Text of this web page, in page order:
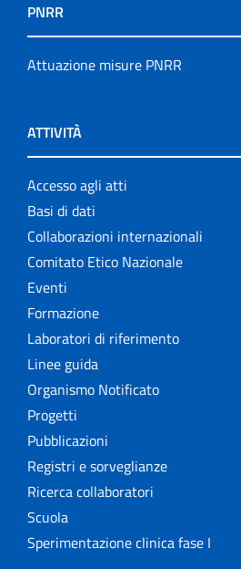
PNRR
Attuazione misure PNRR
ATTIVITÀ
Accesso agli atti
Basi di dati
Collaborazioni internazionali
Comitato Etico Nazionale
Eventi
Formazione
Laboratori di riferimento
Linee guida
Organismo Notificato
Progetti
Pubblicazioni
Registri e sorveglianze
Ricerca collaboratori
Scuola
Sperimentazione clinica fase I